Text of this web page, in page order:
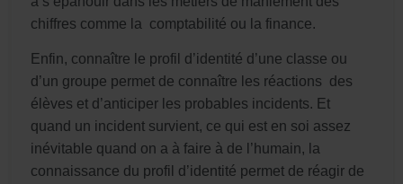
chiffres comme la comptabilité ou la finance.
Enfin, connaître le profil d’identité d’une classe ou
d’un groupe permet de connaître les réactions des
élèves et d’anticiper les probables incidents. Et
quand un incident survient, ce qui est en soi assez
inévitable quand on a à faire à de l’humain, la
connaissance du profil d’identité permet de réagir de